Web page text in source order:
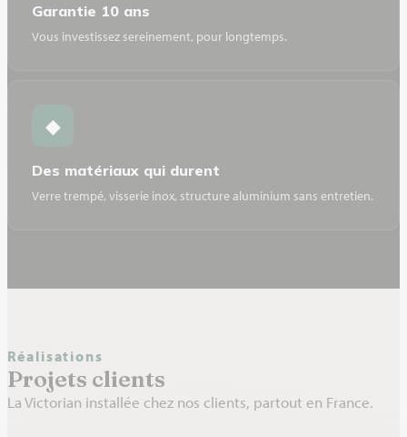
Garantie 10 ans
Vous investissez sereinement, pour longtemps.
◆
Des matériaux qui durent
Verre trempé, visserie inox, structure aluminium sans entretien.
Réalisations
Projets clients
La Victorian installée chez nos clients, partout en France.